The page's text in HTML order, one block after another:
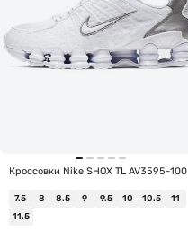
Кроссовки Nike SHOX TL AV3595-100
7.5 8 8.5 9 9.5 10 10.5
11
11.5